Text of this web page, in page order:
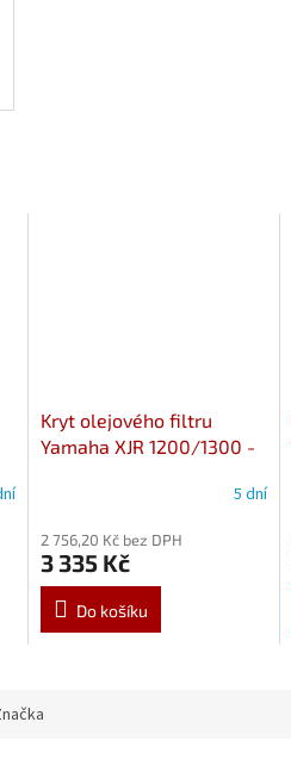
Kryt olejového filtru
Yamaha XJR 1200/1300 -
5 dní
2 756,20 Kč bez DPH
3 335 Kč
Do košíku